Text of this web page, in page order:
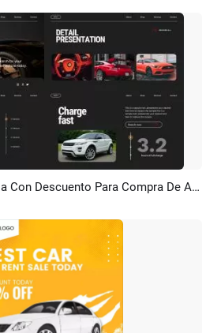
Crear IA Promoción Publicitaria Con Descuento Para Compra De Autos Negros Y Rojos